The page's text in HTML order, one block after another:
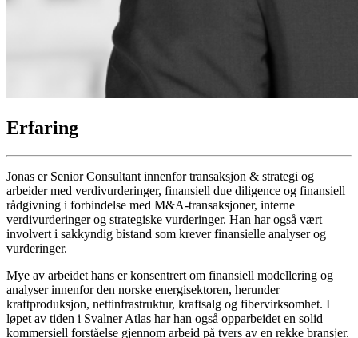
Erfaring
Jonas er Senior Consultant innenfor transaksjon & strategi og
arbeider med verdivurderinger, finansiell due diligence og finansiell
rådgivning i forbindelse med M&A-transaksjoner, interne
verdivurderinger og strategiske vurderinger. Han har også vært
involvert i sakkyndig bistand som krever finansielle analyser og
vurderinger.
Mye av arbeidet hans er konsentrert om finansiell modellering og
analyser innenfor den norske energisektoren, herunder
kraftproduksjon, nettinfrastruktur, kraftsalg og fibervirksomhet. I
løpet av tiden i Svalner Atlas har han også opparbeidet en solid
kommersiell forståelse gjennom arbeid på tvers av en rekke bransjer.